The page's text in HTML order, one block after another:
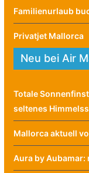
Familienurlaub
Privatjet Mallorca
Neu bei Air
Totale
seltenes
Mallorca aktuell
Aura by Aubamar: